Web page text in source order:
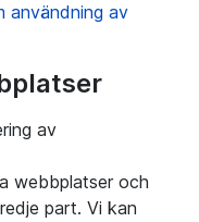
användning av
av
webbplatser och
part. Vi kan